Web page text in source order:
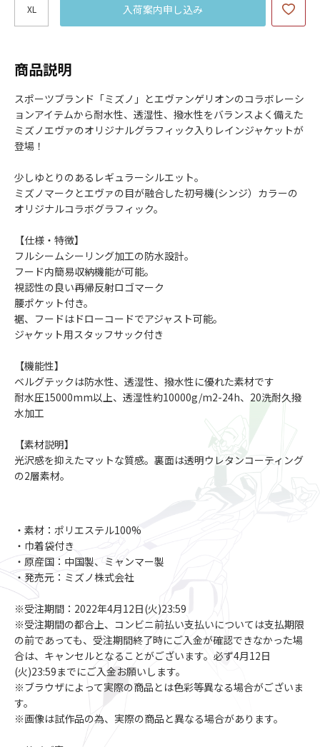
XL 入荷案内申し込み
商品説明
スポーツブランド「ミズノ」とエヴァンゲリオンのコラボレーシ
ョンアイテムから耐水性、透湿性、撥水性をバランスよく備えた
ミズノエヴァのオリジナルグラフィック入りレインジャケットが
登場！
少しゆとりのあるレギュラーシルエット。
ミズノマークとエヴァの目が融合した初号機(シンジ）カラーの
オリジナルコラボグラフィック。
【仕様・特徴】
フルシームシーリング加工の防水設計。
フード内簡易収納機能が可能。
視認性の良い再帰反射ロゴマーク
腰ポケット付き。
裾、フードはドローコードでアジャスト可能。
ジャケット用スタッフサック付き
【機能性】
ベルグテックは防水性、透湿性、撥水性に優れた素材です
耐水圧15000mm以上、透湿性約10000g/m2-24h、20洗耐久撥
水加工
【素材説明】
光沢感を抑えたマットな質感。裏面は透明ウレタンコーティング
の2層素材。
・素材：ポリエステル100%
・巾着袋付き
・原産国：中国製、ミャンマー製
・発売元：ミズノ株式会社
※受注期間：2022年4月12日(火)23:59
※受注期間の都合上、コンビニ前払い支払いについては支払期限
の前であっても、受注期間終了時にご入金が確認できなかった場
合は、キャンセルとなることがございます。必ず4月12日
(火)23:59までにご入金お願いします。
※ブラウザによって実際の商品とは色彩等異なる場合がございま
す。
※画像は試作品の為、実際の商品と異なる場合があります。